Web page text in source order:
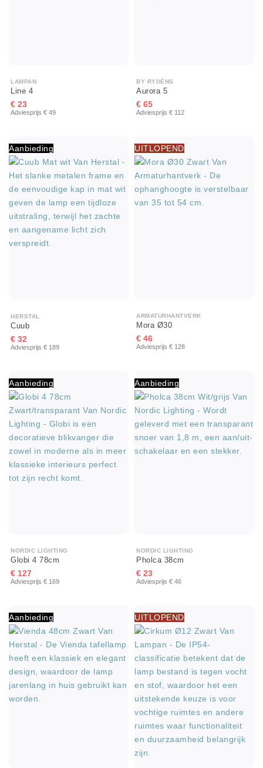
LAMPAN
Line 4
€ 23
Adviesprijs € 49
BY RYDÉNS
Aurora 5
€ 65
Adviesprijs € 112
Aanbieding
HERSTAL
Cuub
€ 32
Adviesprijs € 189
UITLOPEND
ARMATURHANTVERK
Mora Ø30
€ 46
Adviesprijs € 128
Aanbieding
NORDIC LIGHTING
Globi 4 78cm
€ 127
Adviesprijs € 169
Aanbieding
NORDIC LIGHTING
Pholca 38cm
€ 23
Adviesprijs € 46
Aanbieding UITLOPEND